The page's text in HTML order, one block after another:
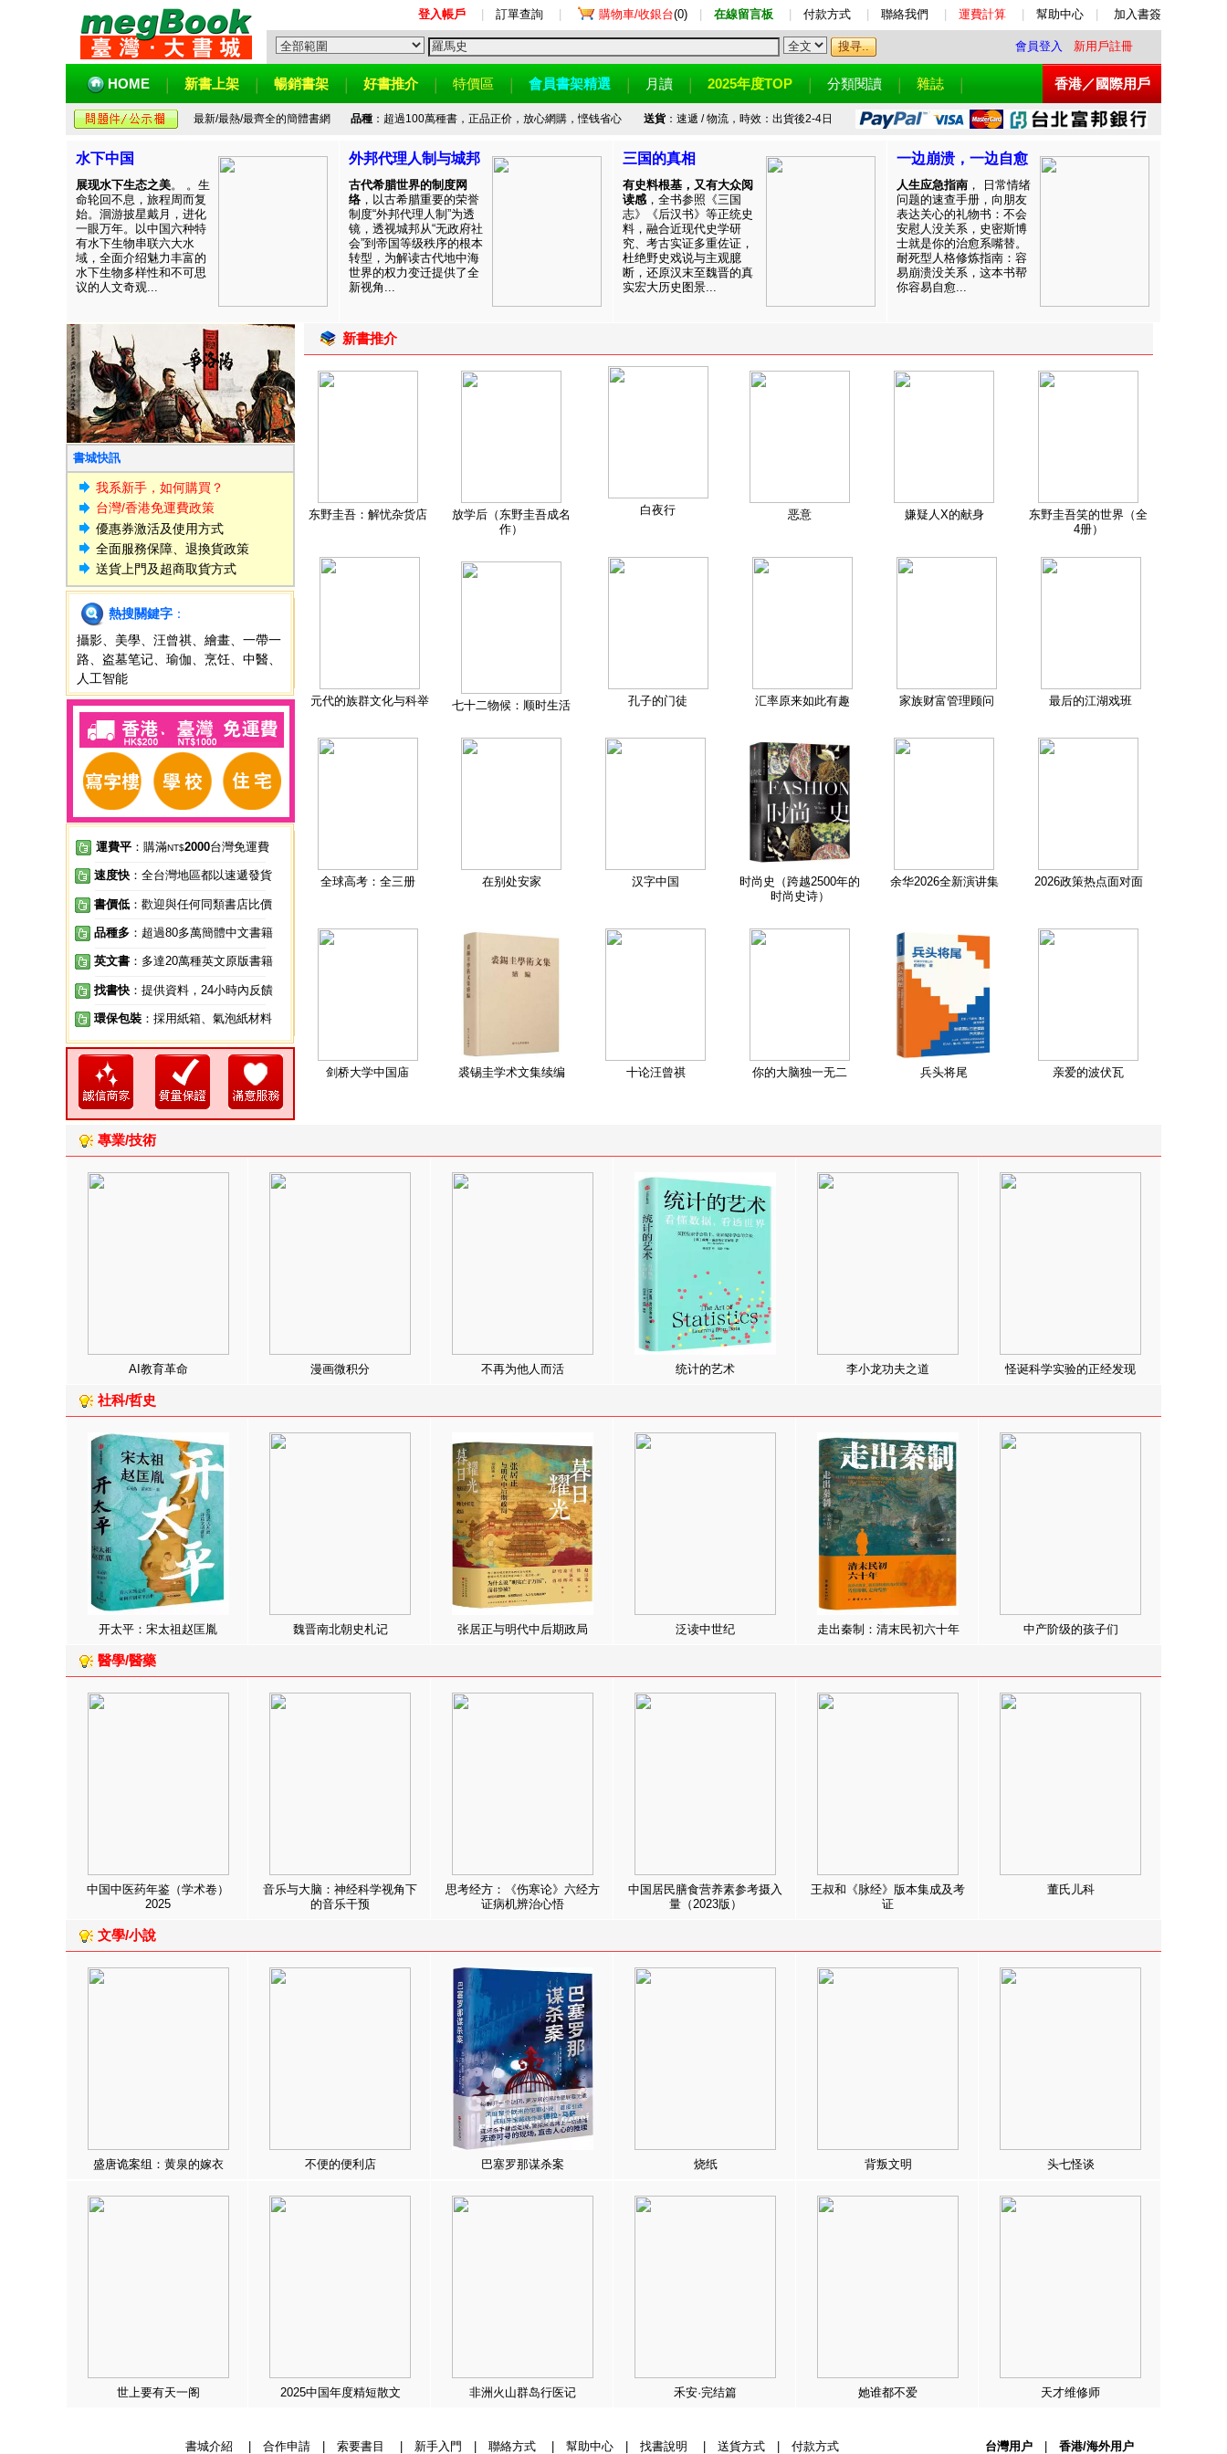
登入帳戶 訂單查詢 購物車/收銀台(0) 在線留言板 付款方式 聯絡我們 運費計算 幫助中心 加入書簽
會員登入 新用戶註冊
HOME 新書上架 暢銷書架 好書推介 特價區 會員書架精選 月讀 2025年度TOP 分類閱讀 雜誌 香港／國際用戶
最新/最熱/最齊全的簡體書網 品種：超過100萬種書，正品正价，放心網購，悭钱省心 送貨：速遞 / 物流，時效：出貨後2-4日
水下中国
展现水下生态之美。 。生
命轮回不息，旅程周而复
始。洄游披星戴月，进化
一眼万年。以中国六种特
有水下生物串联六大水
域，全面介绍魅力丰富的
水下生物多样性和不可思
议的人文奇观...
外邦代理人制与城邦
古代希腊世界的制度网
络 ，以古希腊重要的荣誉
制度“外邦代理人制”为透
镜，透视城邦从“无政府社
会”到帝国等级秩序的根本
转型，为解读古代地中海
世界的权力变迁提供了全
新视角...
三国的真相
有史料根基，又有大众阅
读感 ，全书参照《三国
志》《后汉书》等正统史
料，融合近现代史学研
究、考古实证多重佐证，
杜绝野史戏说与主观臆
断，还原汉末至魏晋的真
实宏大历史图景...
一边崩溃，一边自愈
人生应急指南 ， 日常情绪
问题的速查手册，向朋友
表达关心的礼物书：不会
安慰人没关系，史密斯博
士就是你的治愈系嘴替。
耐死型人格修炼指南：容
易崩溃没关系，这本书帮
你容易自愈...
書城快訊
我系新手，如何購買？
台灣/香港免運費政策
優惠券激活及使用方式
全面服務保障、退換貨政策
送貨上門及超商取貨方式
熱搜關鍵字 ：
攝影
美學 汪曾祺 繪畫
一帶一
路
盗墓笔记 瑜伽 烹饪 中醫
人工智能
運費平 ：購滿NT$2000台灣免運費
速度快 ：全台灣地區都以速遞發貨
書價低 ：歡迎與任何同類書店比價
品種多 ：超過80多萬簡體中文書籍
英文書 ：多達20萬種英文原版書籍
找書快 ：提供資料，24小時內反饋
環保包裝 ：採用紙箱、氣泡紙材料
新書推介
东野圭吾：解忧杂货店
放学后（东野圭吾成名
作）
白夜行 恶意 嫌疑人X的献身
东野圭吾笑的世界（全
4册）
元代的族群文化与科举 七十二物候：顺时生活 孔子的门徒 汇率原来如此有趣 家族财富管理顾问 最后的江湖戏班
全球高考：全三册 在别处安家 汉字中国
时尚史（跨越2500年的
时尚史诗）
余华2026全新演讲集 2026政策热点面对面
剑桥大学中国庙 裘锡圭学术文集续编 十论汪曾祺 你的大脑独一无二 兵头将尾 亲爱的波伏瓦
專業/技術
AI教育革命 漫画微积分 不再为他人而活 统计的艺术 李小龙功夫之道 怪诞科学实验的正经发现
社科/哲史
开太平：宋太祖赵匡胤 魏晋南北朝史札记 张居正与明代中后期政局 泛读中世纪 走出秦制：清末民初六十年 中产阶级的孩子们
醫學/醫藥
中国中医药年鉴（学术卷）
2025
音乐与大脑：神经科学视角下
的音乐干预
思考经方：《伤寒论》六经方
证病机辨治心悟
中国居民膳食营养素参考摄入
量（2023版）
王叔和《脉经》版本集成及考
证
董氏儿科
文學/小說
盛唐诡案组：黄泉的嫁衣 不便的便利店 巴塞罗那谋杀案 烧纸 背叛文明 头七怪谈
世上要有天一阁 2025中国年度精短散文 非洲火山群岛行医记 禾安·完结篇 她谁都不爱 天才维修师
書城介紹 合作申請| 索要書目 新手入門 聯絡方式| 幫助中心| 找書說明 送貨方式| 付款方式 台灣用户 香港/海外用户